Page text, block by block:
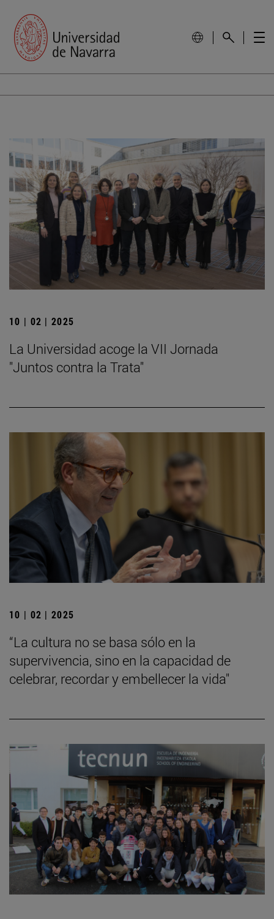
10 | 02 | 2025
La Universidad acoge la VII Jornada
"Juntos contra la Trata"
10 | 02 | 2025
“La cultura no se basa sólo en la
supervivencia, sino en la capacidad de
celebrar, recordar y embellecer la vida"